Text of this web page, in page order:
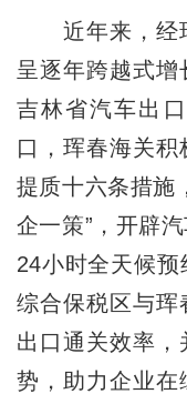
近年来，经珲
呈逐年跨越式增
吉林省汽车出
口，珲春海关
提质十六条措施
企一策”，开辟
24小时全天候
综合保税区与珲
出口通关效率，
势，助力企业在